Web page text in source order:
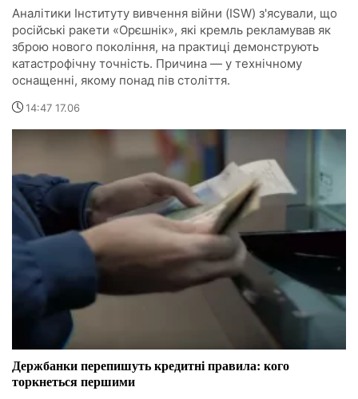
Аналітики Інституту вивчення війни (ISW) з'ясували, що
російські ракети «Орєшнік», які кремль рекламував як
зброю нового покоління, на практиці демонструють
катастрофічну точність. Причина — у технічному
оснащенні, якому понад пів століття.
14:47 17.06
Держбанки перепишуть кредитні правила: кого
торкнеться першими